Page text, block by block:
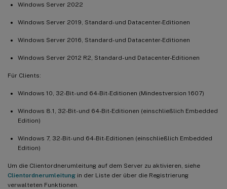
Windows Server 2022
Windows Server 2019, Standard- und Datacenter-Editionen
Windows Server 2016, Standard- und Datacenter-Editionen
Windows Server 2012 R2, Standard- und Datacenter-Editionen
Für Clients:
Windows 10, 32-Bit- und 64-Bit-Editionen (Mindestversion 1607)
Windows 8.1, 32-Bit- und 64-Bit-Editionen (einschließlich Embedded
Edition)
Windows 7, 32-Bit- und 64-Bit-Editionen (einschließlich Embedded
Edition)
Um die Clientordnerumleitung auf dem Server zu aktivieren, siehe
Clientordnerumleitung in der Liste der über die Registrierung
verwalteten Funktionen.